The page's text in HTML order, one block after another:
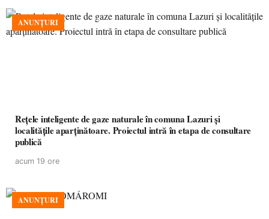
ANUNȚURI
Rețele inteligente de gaze naturale în comuna Lazuri și
localitățile aparținătoare. Proiectul intră în etapa de consultare
publică
acum 19 ore
ANUNȚURI